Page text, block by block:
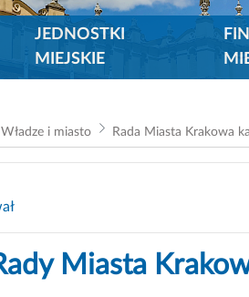
JEDNOSTKI
MIEJSKIE
Władze i miasto Rada Miasta Krakowa
Miasta